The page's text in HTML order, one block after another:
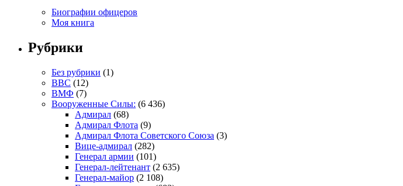
Биографии офицеров
Моя книга
Рубрики
Без рубрики (1)
ВВС (12)
ВМФ (7)
Вооруженные Силы: (6 436)
Адмирал (68)
Адмирал Флота (9)
Адмирал Флота Советского Союза (3)
Вице-адмирал (282)
Генерал армии (101)
Генерал-лейтенант (2 635)
Генерал-майор (2 108)